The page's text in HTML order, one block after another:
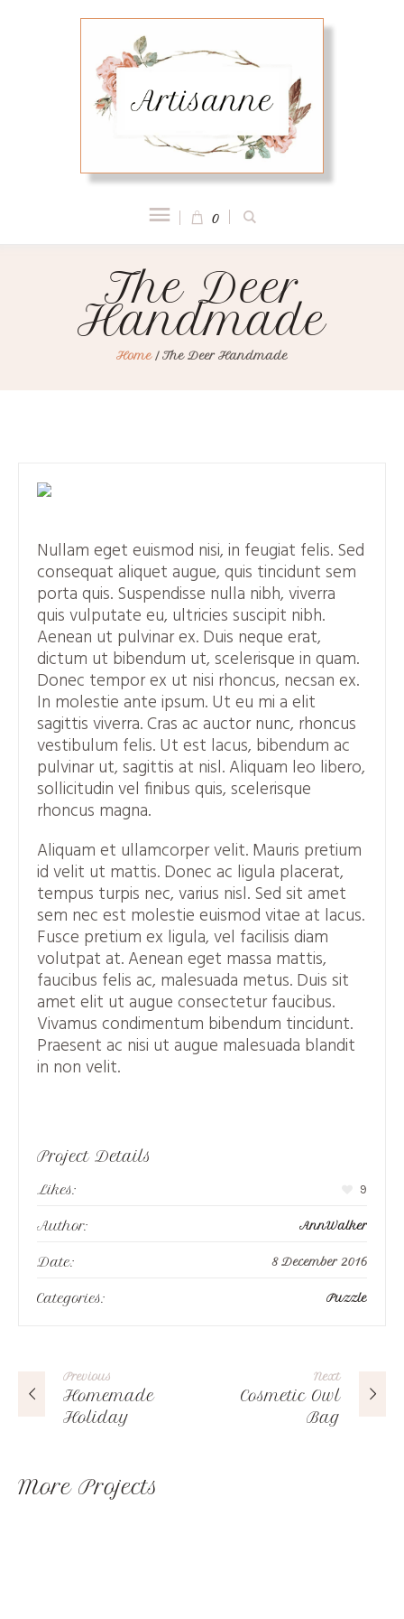
0
The Deer
Handmade
Home / The Deer Handmade
Nullam eget euismod nisi, in feugiat felis. Sed
consequat aliquet augue, quis tincidunt sem
porta quis. Suspendisse nulla nibh, viverra
quis vulputate eu, ultricies suscipit nibh.
Aenean ut pulvinar ex. Duis neque erat,
dictum ut bibendum ut, scelerisque in quam.
Donec tempor ex ut nisi rhoncus, necsan ex.
In molestie ante ipsum. Ut eu mi a elit
sagittis viverra. Cras ac auctor nunc, rhoncus
vestibulum felis. Ut est lacus, bibendum ac
pulvinar ut, sagittis at nisl. Aliquam leo libero,
sollicitudin vel finibus quis, scelerisque
rhoncus magna.
Aliquam et ullamcorper velit. Mauris pretium
id velit ut mattis. Donec ac ligula placerat,
tempus turpis nec, varius nisl. Sed sit amet
sem nec est molestie euismod vitae at lacus.
Fusce pretium ex ligula, vel facilisis diam
volutpat at. Aenean eget massa mattis,
faucibus felis ac, malesuada metus. Duis sit
amet elit ut augue consectetur faucibus.
Vivamus condimentum bibendum tincidunt.
Praesent ac nisi ut augue malesuada blandit
in non velit.
Project Details
Likes: 9
Author: AnnWalker
Date: 8 December 2016
Categories: Puzzle
Previous
Homemade
Holiday
Next
Cosmetic Owl
Bag
More Projects